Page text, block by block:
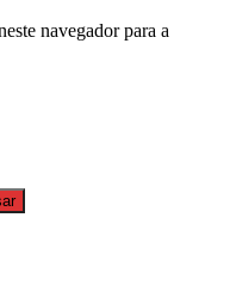
navegador para a